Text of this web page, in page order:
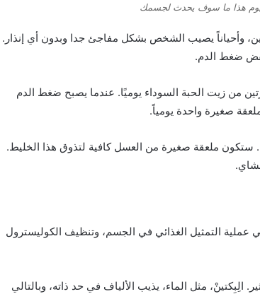
وأحياناً يصيب الشخص بشكل مفاجئ جدا وبدون أي إنذار.
ضغط الدم.
من زيت الحبة السوداء يوميًا. عندما يصبح ضغط الدم
صغيرة واحدة يومياً.
ستكون ملعقة صغيرة من العسل كافية لتذوق هذا الخليط.
عملية التمثيل الغذائي في الجسم، وتنظيف الكوليسترول
الِبِكتينْ، مثل الماء، يذيب الألياف في حد ذاته، وبالتالي